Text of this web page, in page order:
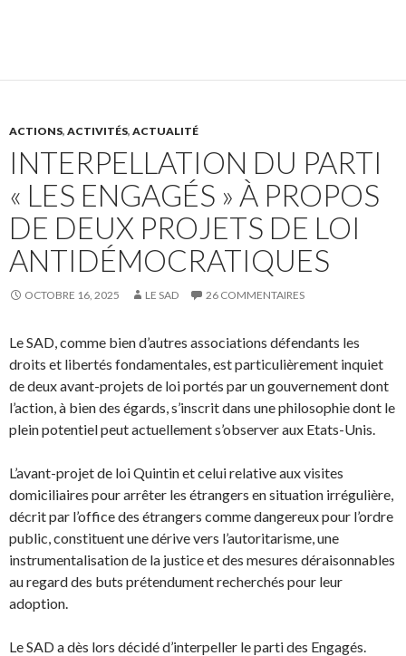
ACTIONS, ACTIVITÉS, ACTUALITÉ
INTERPELLATION DU PARTI
« LES ENGAGÉS » À PROPOS
DE DEUX PROJETS DE LOI
ANTIDÉMOCRATIQUES
OCTOBRE 16, 2025 LE SAD 26 COMMENTAIRES
Le SAD, comme bien d’autres associations défendants les
droits et libertés fondamentales, est particulièrement inquiet
de deux avant-projets de loi portés par un gouvernement dont
l’action, à bien des égards, s’inscrit dans une philosophie dont le
plein potentiel peut actuellement s’observer aux Etats-Unis.
L’avant-projet de loi Quintin et celui relative aux visites
domiciliaires pour arrêter les étrangers en situation irrégulière,
décrit par l’office des étrangers comme dangereux pour l’ordre
public, constituent une dérive vers l’autoritarisme, une
instrumentalisation de la justice et des mesures déraisonnables
au regard des buts prétendument recherchés pour leur
adoption.
Le SAD a dès lors décidé d’interpeller le parti des Engagés.